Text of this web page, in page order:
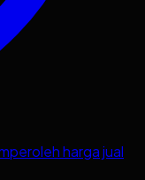
harga jual